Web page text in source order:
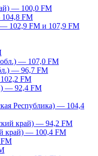
— 100,0 FM
FM
102,9 FM и 107,9 FM
обл.) — 107,0 FM
— 96,7 FM
FM
— 92,4 FM
Республика) — 104,4
край) — 94,2 FM
край) — 100,4 FM